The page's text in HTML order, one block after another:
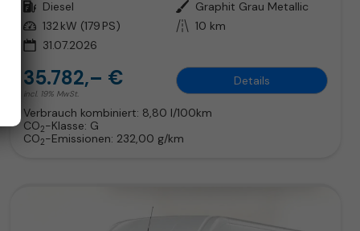
Kraftstoff Diesel Außenfarbe Graphit Grau Metallic
Leistung 132 kW (179 PS) Kilometerstand 10 km
31.07.2026
35.782,– €
incl. 19% MwSt.
Details
Verbrauch kombiniert: 8,80 l/100km
CO2-Klasse: G
CO2-Emissionen: 232,00 g/km